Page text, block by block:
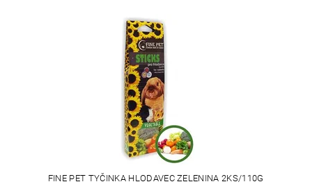
FINE PET TYČINKA HLODAVEC ZELENINA 2KS/110G